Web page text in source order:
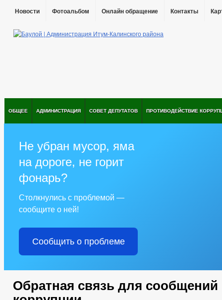
Новости Фотоальбом Онлайн обращение Контакты
ОБЩЕЕ АДМИНИСТРАЦИЯ СОВЕТ ДЕПУТАТОВ ПРОТИВОДЕЙСТВИЕ
Не убран мусор, яма
на дороге, не горит
фонарь?
Столкнулись с проблемой —
сообщите о ней!
Сообщить о проблеме
Обратная связь для сообщений